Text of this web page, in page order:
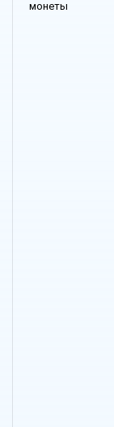
монеты